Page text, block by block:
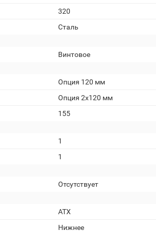
320
Сталь
Винтовое
Опция 120 мм
Опция 2х120 мм
155
1
1
Отсутствует
АТХ
Нижнее